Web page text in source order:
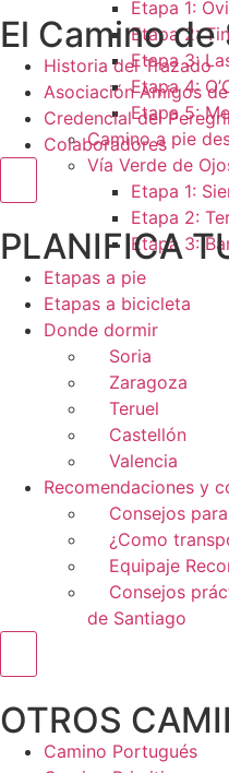
Etapa 1:
Etapa 2:
Etapa 3:
Etapa 4:
Etapa 5:
Camino a pie
Vía Verde de
Etapa 1:
Etapa 2:
Etapa 3:
El Camino
Historia del Trazado
Asociación Amigos
Credencial del
Colaboradores
Menú conmutador
PLANIFICA
Etapas a pie
Etapas a bicicleta
Donde dormir
Soria
Zaragoza
Teruel
Castellón
Valencia
Recomendaciones y
Consejos
¿Como
Equipaje
Consejos
de Santiago
OTROS
Camino Portugués